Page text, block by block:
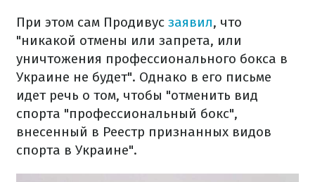
При этом сам Продивус заявил, что
"никакой отмены или запрета, или
уничтожения профессионального бокса в
Украине не будет". Однако в его письме
идет речь о том, чтобы "отменить вид
спорта "профессиональный бокс",
внесенный в Реестр признанных видов
спорта в Украине".